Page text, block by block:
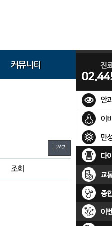
커뮤니티
글쓰기
조회